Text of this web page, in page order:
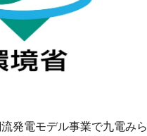
流発電モデル事業で九電みら